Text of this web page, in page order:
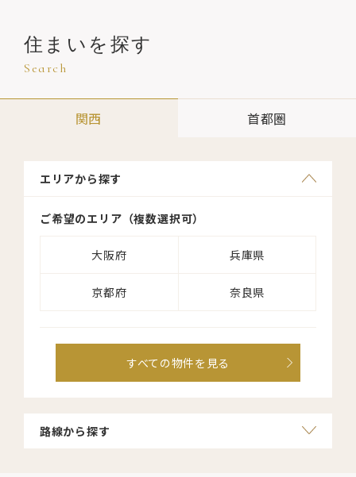
住まいを探す
Search
関西 首都圏
エリアから探す
ご希望のエリア（複数選択可）
大阪府 兵庫県
京都府 奈良県
すべての物件を見る
路線から探す
エリアから探す
ご希望のエリア（複数選択可）
東京都 神奈川県
千葉県
すべての物件を見る
路線から探す